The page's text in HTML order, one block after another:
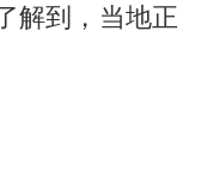
解到，当地正